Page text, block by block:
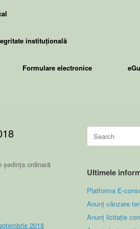
instituțională
Formulare electronice
ședința ordinară
2018
Search
for:
Ultimele
Platforma E-
Anunț vânzare
Anunț licitație